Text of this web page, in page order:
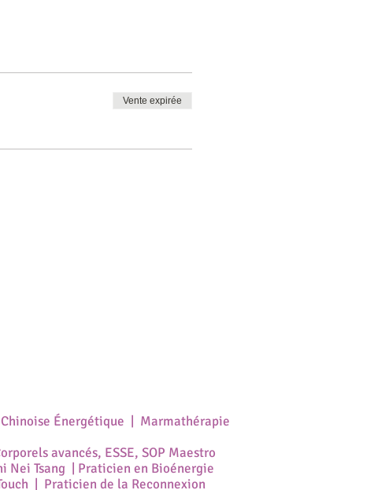
Vente expirée
Énergétique | Marmathérapie
avancés, ESSE, SOP Maestro
Tsang | Praticien en Bioénergie
| Praticien de la Reconnexion